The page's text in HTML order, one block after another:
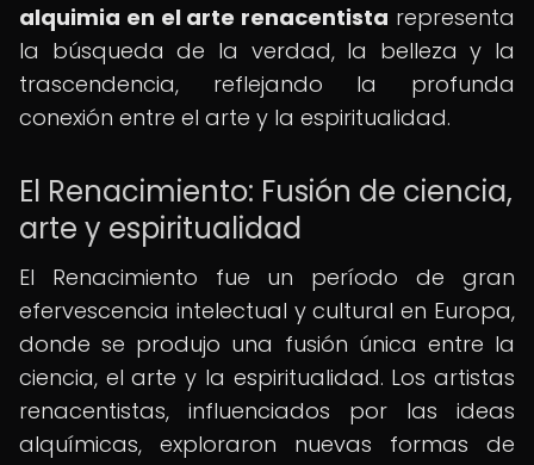
alquimia en el arte renacentista representa
la búsqueda de la verdad, la belleza y la
trascendencia, reflejando la profunda
conexión entre el arte y la espiritualidad.
El Renacimiento: Fusión de ciencia,
arte y espiritualidad
El Renacimiento fue un período de gran
efervescencia intelectual y cultural en Europa,
donde se produjo una fusión única entre la
ciencia, el arte y la espiritualidad. Los artistas
renacentistas, influenciados por las ideas
alquímicas, exploraron nuevas formas de